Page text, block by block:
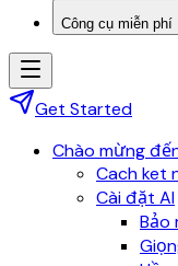
Công cụ miễn phí
Get Started
Chào mừng
Cach ket
Cài đặt AI
Bảo